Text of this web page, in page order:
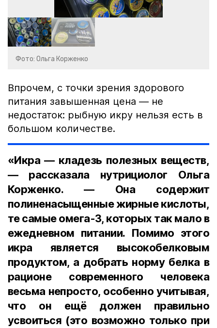
Фото: Ольга Корженко
Впрочем, с точки зрения здорового
питания завышенная цена — не
недостаток: рыбную икру нельзя есть в
большом количестве.
«Икра — кладезь полезных веществ,
— рассказала нутрициолог Ольга
Корженко. — Она содержит
полиненасыщенные жирные кислоты,
те самые омега-3, которых так мало в
ежедневном питании. Помимо этого
икра является высокобелковым
продуктом, а добрать норму белка в
рационе современного человека
весьма непросто, особенно учитывая,
что он ещё должен правильно
усвоиться (это возможно только при